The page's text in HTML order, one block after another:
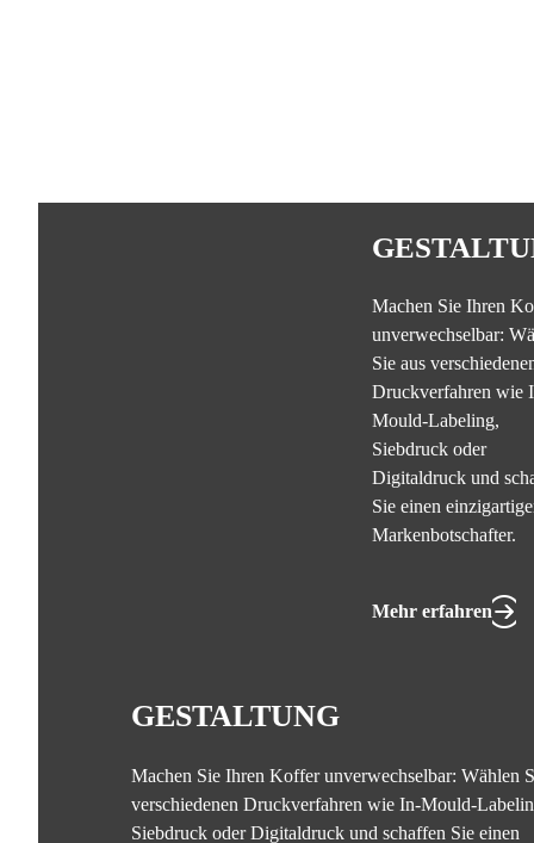
Machen Sie Ihren
unverwechselbar:
Sie aus
Druckverfahren wie
Mould-Labeling,
Siebdruck oder
Digitaldruck und
Sie einen
Markenbotschafter.
Mehr erfahren
GESTALTUNG
Machen Sie Ihren Koffer unverwechselbar: Wählen
verschiedenen Druckverfahren wie In-Mould-
Siebdruck oder Digitaldruck und schaffen Sie einen